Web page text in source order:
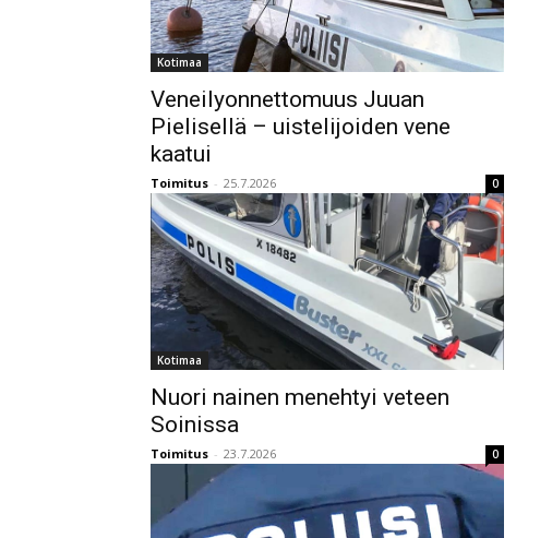
Kotimaa
Veneilyonnettomuus Juuan
Pielisellä – uistelijoiden vene
kaatui
Toimitus - 25.7.2026 0
Kotimaa
Nuori nainen menehtyi veteen
Soinissa
Toimitus - 23.7.2026 0